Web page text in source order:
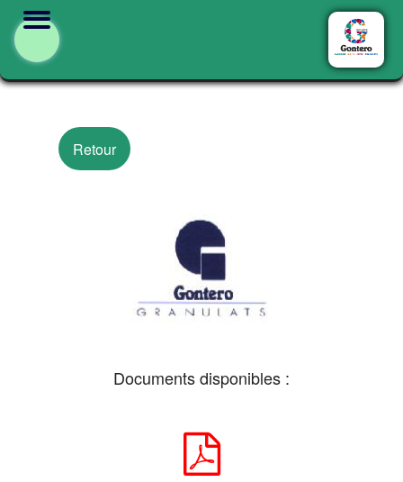
Retour
Documents disponibles :